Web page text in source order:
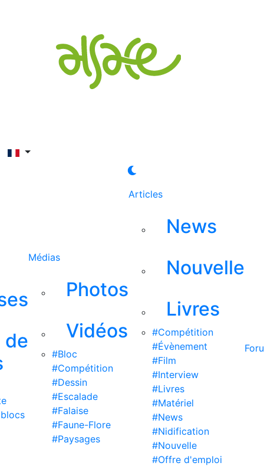
de
Médias
Photos
Vidéos
#Bloc
#Compétition
#Dessin
#Escalade
#Falaise
#Faune-Flore
#Paysages
Articles
News
Nouvelle
Livres
#Compétition
#Évènement
#Film
#Interview
#Livres
#Matériel
#News
#Nidification
#Nouvelle
#Offre d'emploi